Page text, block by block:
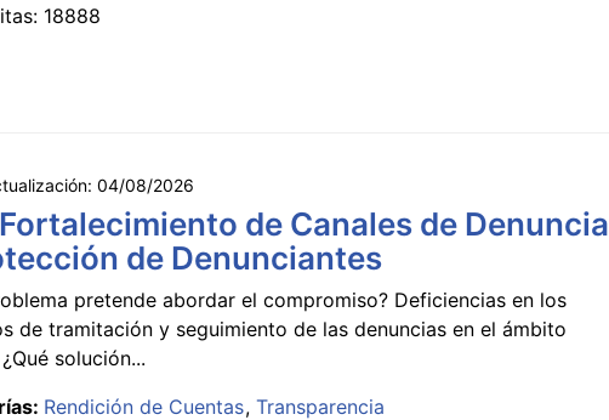
18888
04/08/2026
de Canales de Denuncia
de Denunciantes
pretende abordar el compromiso? Deficiencias en los
de tramitación y seguimiento de las denuncias en el ámbito
solución...
Rendición de Cuentas Transparencia